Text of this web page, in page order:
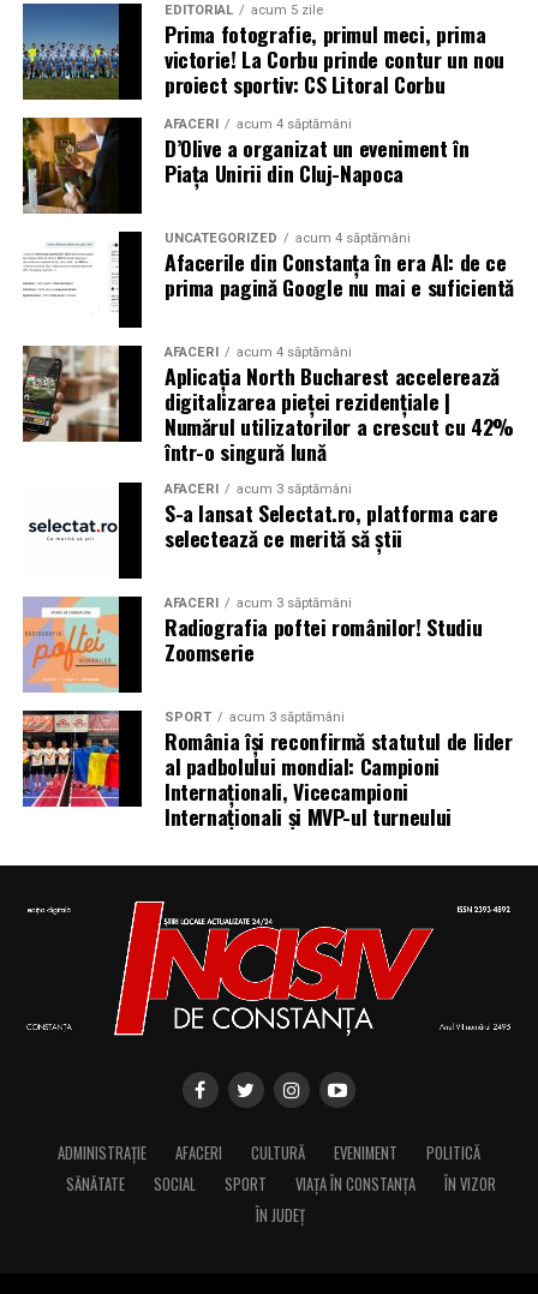
EDITORIAL acum 5 zile
Prima fotografie, primul meci, prima
victorie! La Corbu prinde contur un nou
proiect sportiv: CS Litoral Corbu
AFACERI acum 4 săptămâni
D’Olive a organizat un eveniment în
Piața Unirii din Cluj-Napoca
UNCATEGORIZED acum 4 săptămâni
Afacerile din Constanța în era AI: de ce
prima pagină Google nu mai e suficientă
AFACERI acum 4 săptămâni
Aplicația North Bucharest accelerează
digitalizarea pieței rezidențiale |
Numărul utilizatorilor a crescut cu 42%
într-o singură lună
AFACERI acum 3 săptămâni
S-a lansat Selectat.ro, platforma care
selectează ce merită să știi
AFACERI acum 3 săptămâni
Radiografia poftei românilor! Studiu
Zoomserie
SPORT acum 3 săptămâni
România își reconfirmă statutul de lider
al padbolului mondial: Campioni
Internaționali, Vicecampioni
Internaționali și MVP-ul turneului
ADMINISTRAȚIE AFACERI CULTURĂ EVENIMENT
POLITICĂ
SĂNĂTATE
SOCIAL SPORT VIAȚA ÎN CONSTANȚA
ÎN VIZOR
ÎN JUDEȚ